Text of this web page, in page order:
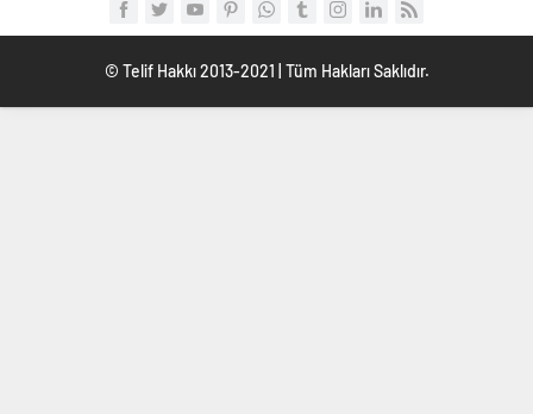
© Telif Hakkı 2013-2021 | Tüm Hakları Saklıdır.